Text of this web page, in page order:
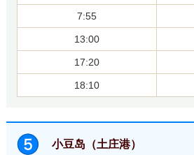
7:55
13:00
17:20
18:10
小豆岛（土庄港）